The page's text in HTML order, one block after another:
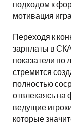
подходом к
мотивация
Переходя к
зарплаты в
показатели по
стремится
полностью
отвлекаясь
ведущие
которые